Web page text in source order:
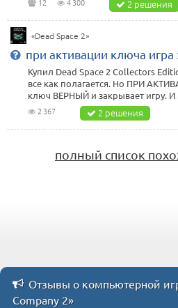
2 решения
«Dead Space 2»
при активации ключа игра
Купил Dead Space 2 Сollectors
все как полагается. Но ПРИ
ключ ВЕРНЫЙ и закрывает игру. И
2 367 2 решения
полный список
Отзывы о компьютерной
Company 2»